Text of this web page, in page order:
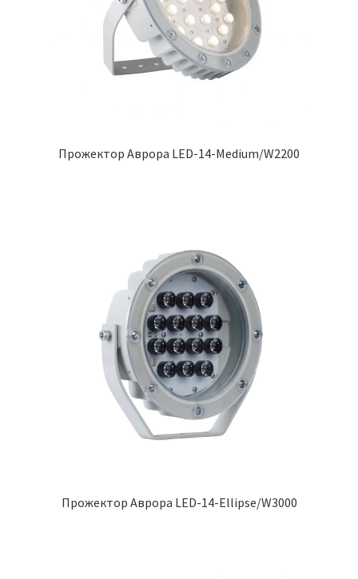
Прожектор Аврора LED-14-Medium/W2200
Прожектор Аврора LED-14-Ellipse/W3000